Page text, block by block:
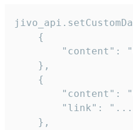
    {
"content":
    },
    {
"content":
"link":
    },